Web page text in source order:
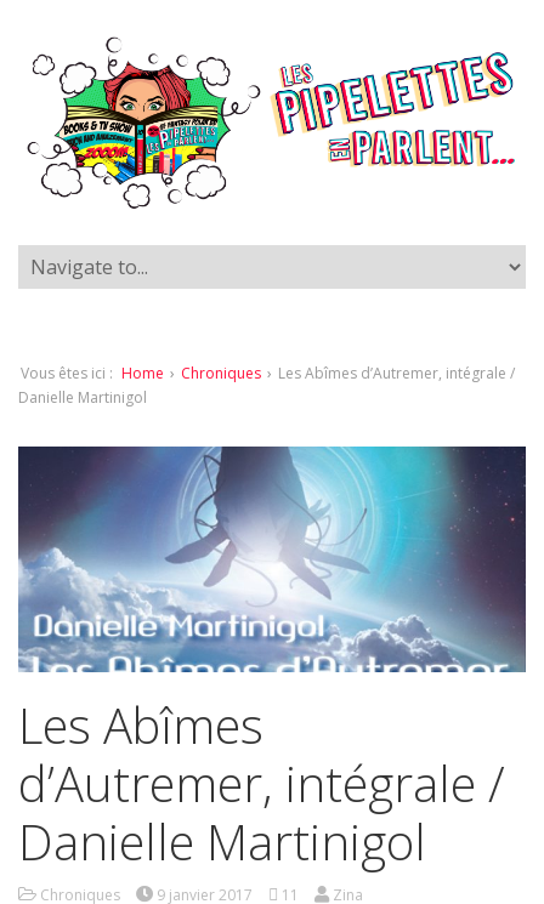
Vous êtes ici : Home › Chroniques › Les Abîmes d’Autremer, intégrale /
Danielle Martinigol
Les Abîmes
d’Autremer, intégrale /
Danielle Martinigol
Chroniques 9 janvier 2017 11 Zina